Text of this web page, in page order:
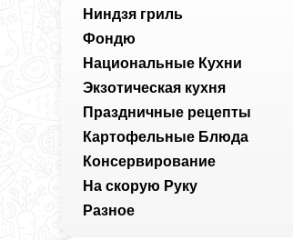
Ниндзя гриль
Фондю
Национальные Кухни
Экзотическая кухня
Праздничные рецепты
Картофельные Блюда
Консервирование
На скорую Руку
Разное